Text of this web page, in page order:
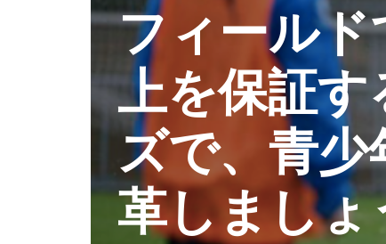
ビッグデータのマスターをサッカーに応用
UTAMED大学認定修士
レベル2トレーナーコース
レベル3トレーナーコース
チームインターンシップ
すべてのインターンシップを見る
スカウトと採用
方法論とトレーニング
フィール
上を保証
ズで、青
革しましょ